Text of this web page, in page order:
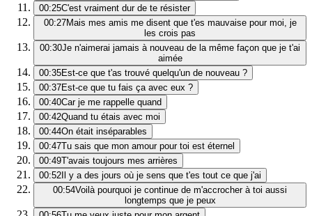
00:25C'est vraiment dur de te résister
00:27Mais mes amis me disent que t'es mauvaise pour moi, je
les crois pas
00:30Je n'aimerai jamais à nouveau de la même façon que je t'ai
aimée
00:35Est-ce que t'as trouvé quelqu'un de nouveau ?
00:37Est-ce que tu fais ça avec eux ?
00:40Car je me rappelle quand
00:42Quand tu étais avec moi
00:44On était inséparables
00:47Tu sais que mon amour pour toi est éternel
00:49T'avais toujours mes arrières
00:52 Il y a des jours où je sens que t'es tout ce que j'ai
00:54Voilà pourquoi je continue de m'accrocher à toi aussi
longtemps que je peux